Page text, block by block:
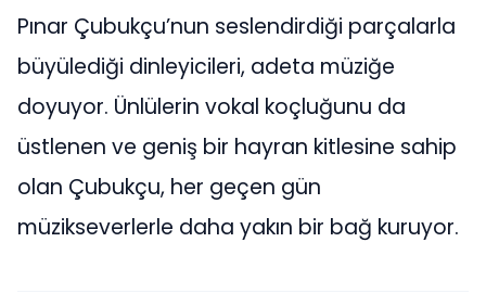
Pınar Çubukçu’nun seslendirdiği parçalarla
büyülediği dinleyicileri, adeta müziğe
doyuyor. Ünlülerin vokal koçluğunu da
üstlenen ve geniş bir hayran kitlesine sahip
olan Çubukçu, her geçen gün
müzikseverlerle daha yakın bir bağ kuruyor.